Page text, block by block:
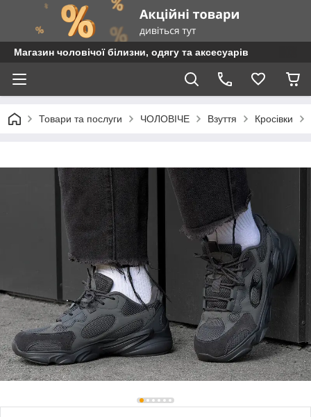
Магазин чоловічої білизни, одягу та аксесуарів
Товари та послуги ЧОЛОВІЧЕ Взуття Кросівки